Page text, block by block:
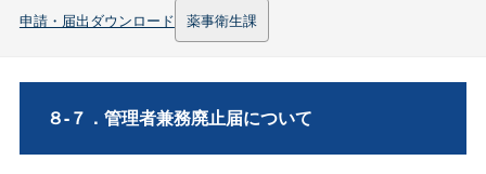
申請・届出ダウンロード
薬事衛生課
８-７．管理者兼務廃止届について